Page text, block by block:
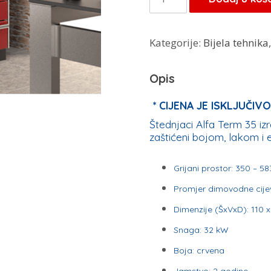
Plam
za
grijanje
Alfa
Term
35
Kategorije: Bijela tehnika
Opis
* CIJENA JE
Štednjaci Alfa Term 35
zaštićeni bojom, lakom i
Grijani prostor: 350 –
Promjer dimovodne
Dimenzije (ŠxVxD): 110
Snaga: 32 kW
Boja: crvena